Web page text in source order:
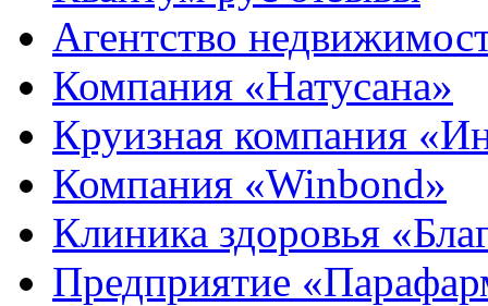
Агентство
Компания «Натусана»
Круизная компания
Компания «Winbond»
Клиника здоровья
Предприятие